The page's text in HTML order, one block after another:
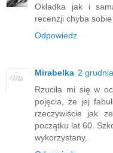
Okładka jak i
recenzji chyba
Odpowiedz
Mirabelka 2
Rzuciła mi się w
pojęcia, że jej
rzeczywiście jak
początku lat 60.
wykorzystany.